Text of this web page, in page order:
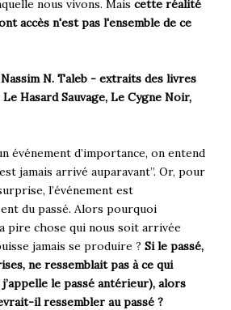
nous vivons. Mais cette réalité
accès n'est pas l'ensemble de ce
N. Taleb - extraits des livres
Hasard Sauvage, Le Cygne Noir,
événement d’importance, on entend
jamais arrivé auparavant”. Or, pour
l’événement est
du passé. Alors pourquoi
pire chose qui nous soit arrivée
jamais se produire ? Si le passé,
ne ressemblait pas à ce qui
j’appelle le passé antérieur), alors
il ressembler au passé ?